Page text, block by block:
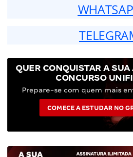
QUER CONQUISTAR A
CONCURSO
Prepare-se com quem mais
COMECE A ESTUDAR NO